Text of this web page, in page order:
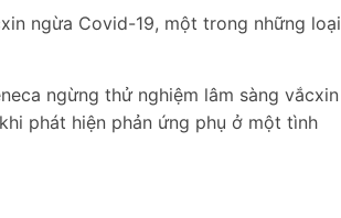
ngừa Covid-19, một trong những loại
ngừng thử nghiệm lâm sàng vắcxin
phát hiện phản ứng phụ ở một tình